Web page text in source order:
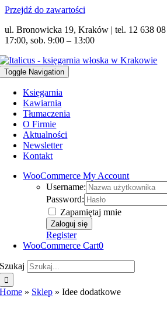
Przejdź do zawartości
ul. Bronowicka 19, Kraków | tel. 12 638
17:00, sob. 9:00 – 13:00
Toggle Navigation
Księgarnia
Kawiarnia
Tłumaczenia
O Firmie
Aktualności
Newsletter
Kontakt
WooCommerce My Account
Username:
Password:
Zapamiętaj mnie
Register
WooCommerce Cart0
Szukaj
Home » Sklep »Idee dodatkowe